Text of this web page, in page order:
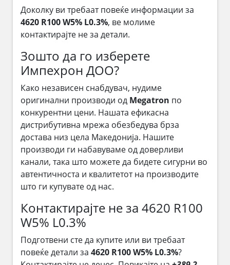
Доколку ви требаат повеќе информации за
4620 R100 W5% L0.3%, ве молиме
контактирајте не за детали.
Зошто да го изберете
Импехрон ДОО?
Како независен снабдувач, нудиме
оригинални производи од Megatron по
конкурентни цени. Нашата ефикасна
дистрибутивна мрежа обезбедува брза
достава низ цела Македонија. Нашите
производи ги набавуваме од доверливи
канали, така што можете да бидете сигурни во
автентичноста и квалитетот на производите
што ги купувате од нас.
Контактирајте не за 4620 R100
W5% L0.3%
Подготвени сте да купите или ви требаат
повеќе детали за 4620 R100 W5% L0.3%?